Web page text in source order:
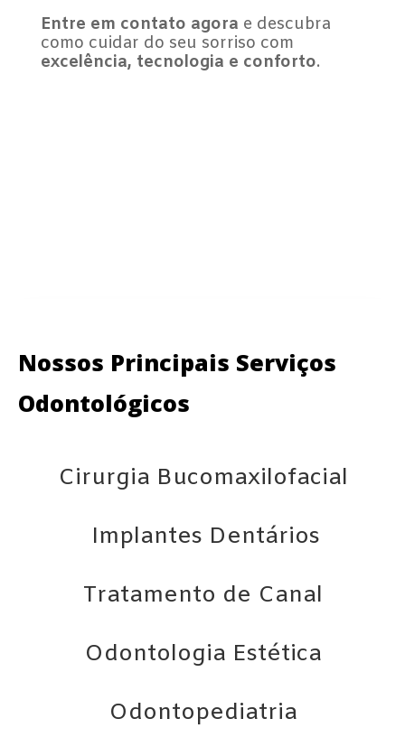
Entre em contato agora e descubra
como cuidar do seu sorriso com
excelência, tecnologia e conforto.
Nossos Principais Serviços
Odontológicos
Cirurgia Bucomaxilofacial
Implantes Dentários
Tratamento de Canal
Odontologia Estética
Odontopediatria